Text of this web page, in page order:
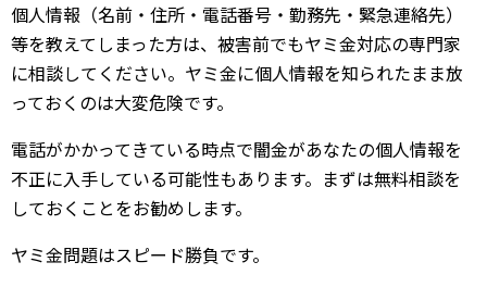
個人情報（名前・住所・電話番号・勤務先・緊急連絡先）
等を教えてしまった方は、被害前でもヤミ金対応の専門家
に相談してください。ヤミ金に個人情報を知られたまま放
っておくのは大変危険です。
電話がかかってきている時点で闇金があなたの個人情報を
不正に入手している可能性もあります。まずは無料相談を
しておくことをお勧めします。
ヤミ金問題はスピード勝負です。